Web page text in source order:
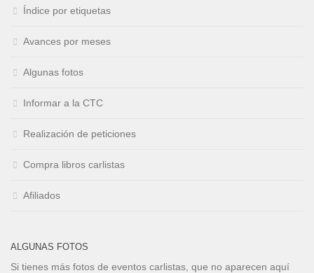
Índice por etiquetas
Avances por meses
Algunas fotos
Informar a la CTC
Realización de peticiones
Compra libros carlistas
Afiliados
ALGUNAS FOTOS
Si tienes más fotos de eventos carlistas, que no aparecen aquí